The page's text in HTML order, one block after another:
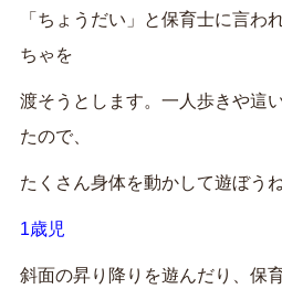
「ちょうだい」と保育士に言わ
ちゃを
渡そうとします。一人歩きや這
たので、
たくさん身体を動かして遊ぼうね
1歳児
斜面の昇り降りを遊んだり、保